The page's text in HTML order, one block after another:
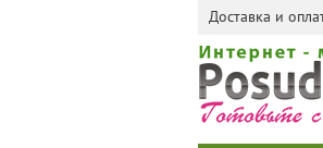
Доставка и